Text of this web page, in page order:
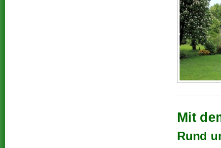
Mit
Rund